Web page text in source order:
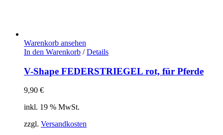
Warenkorb ansehen
In den Warenkorb / Details
V-Shape FEDERSTRIEGEL rot, für Pferde
9,90 €
inkl. 19 % MwSt.
zzgl. Versandkosten